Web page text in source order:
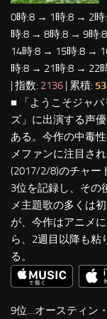
0時:8 → 1時:8 → 2
時:8 → 8時:8 → 9時
14時:8 → 15時:8 →
時:8 → 21時:8 → 22
| 指数: 2136 | 累積:
■ 「ようこそジャ
ズ」に出演する声
ある。今作の中毒
メファンに注目さ
(2017/2/8)のチャー
3位を記録し、その
メ主題歌の多くは
が、今作はアニメ
ら、2週目以降も粘
る。
9位…オースティン